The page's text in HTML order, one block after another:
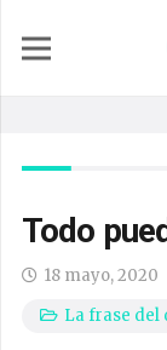
Todo
18 mayo, 2020
La frase del